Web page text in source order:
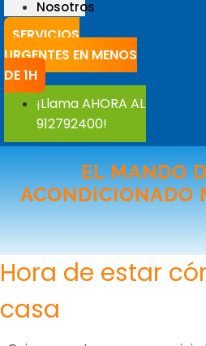
Nosotros
SERVICIOS
URGENTES EN MENOS
DE 1H
¡Llama AHORA AL
912792400!
EL MANDO
ACONDICIONADO
Hora de estar
casa